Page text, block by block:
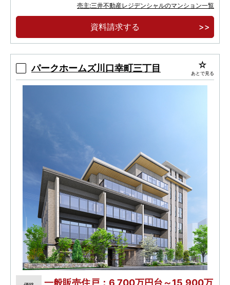
地上２８階建、全２２５邸 制振構造タワーマン
売主:三井不動産レジデンシャルのマンション一覧
資料請求する
パークホームズ川口幸町三丁目 あとで見る
一般販売住戸：6,700万円台～15,900万